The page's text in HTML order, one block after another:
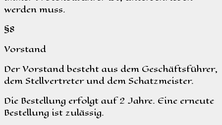
werden muss.
§8
Vorstand
Der Vorstand besteht aus dem Geschäftsführer,
dem Stellvertreter und dem Schatzmeister.
Die Bestellung erfolgt auf 2 Jahre. Eine erneute
Bestellung ist zulässig.